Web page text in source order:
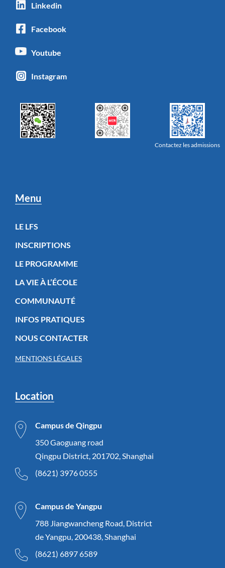
Linkedin
Facebook
Youtube
Instagram
Contactez les admissions
Menu
LE LFS
INSCRIPTIONS
LE PROGRAMME
LA VIE À L’ÉCOLE
COMMUNAUTÉ
INFOS PRATIQUES
NOUS CONTACTER
MENTIONS LÉGALES
Location
Campus de Qingpu
350 Gaoguang road
Qingpu District, 201702, Shanghai
(8621) 3976 0555
Campus de Yangpu
788 Jiangwancheng Road, District
de Yangpu, 200438, Shanghai
(8621) 6897 6589